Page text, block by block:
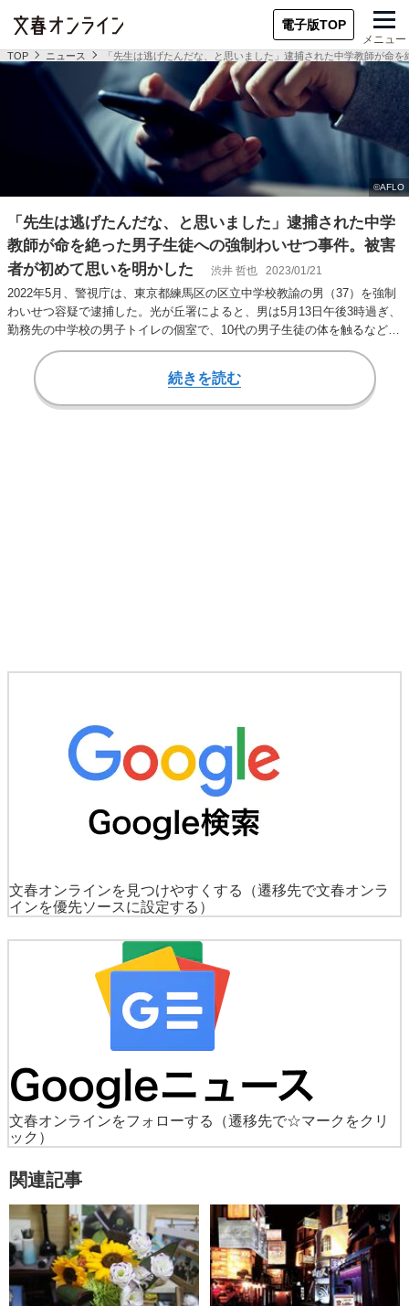
電子版TOP
メニュー
TOP ニュース 「先生は逃げたんだな、と思いました」逮捕された中学教師が命
「先生は逃げたんだな、と思いました」逮捕された中学
教師が命を絶った男子生徒への強制わいせつ事件。被害
者が初めて思いを明かした
渋井 哲也 2023/01/21
2022年5月、警視庁は、東京都練馬区の区立中学校教諭の男（37）を強制
わいせつ容疑で逮捕した。光が丘署によると、男は5月13日午後3時過ぎ、
勤務先の中学校の男子トイレの個室で、10代の男子生徒の体を触るなどわ
続きを読む
文春オンラインを見つけやすくする
（遷移先で文春オンラ
インを優先ソースに設定する）
文春オンラインをフォローする
（遷移先で☆マークをクリ
ック）
関連記事